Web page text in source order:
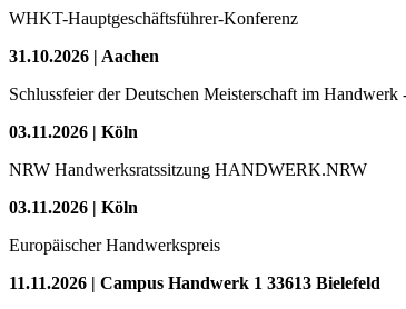
WHKT-Hauptgeschäftsführer-Konferenz
31.10.2026 | Aachen
Schlussfeier der Deutschen Meisterschaft im
03.11.2026 | Köln
NRW Handwerksratssitzung HANDWERK.NRW
03.11.2026 | Köln
Europäischer Handwerkspreis
11.11.2026 | Campus Handwerk 1 33613 Bielefeld